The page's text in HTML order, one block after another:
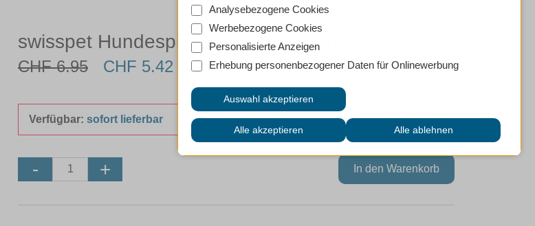
swisspet Hundespielzeug Amazing Treater
CHF 6.95 CHF 5.42
Verfügbar: sofort lieferbar
Analysebezogene Cookies
Werbebezogene Cookies
Personalisierte Anzeigen
Erhebung personenbezogener Daten für Onlinewerbung